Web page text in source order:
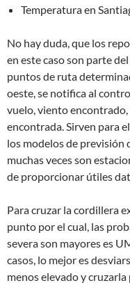
Temperatura en
No hay duda, que los
en este caso son parte
puntos de ruta
oeste, se notifica al
vuelo, viento
encontrada. Sirven para
los modelos de previsión
muchas veces son
de proporcionar útiles
Para cruzar la cordillera
punto por el cual, las
severa son mayores es
casos, lo mejor es
menos elevado y